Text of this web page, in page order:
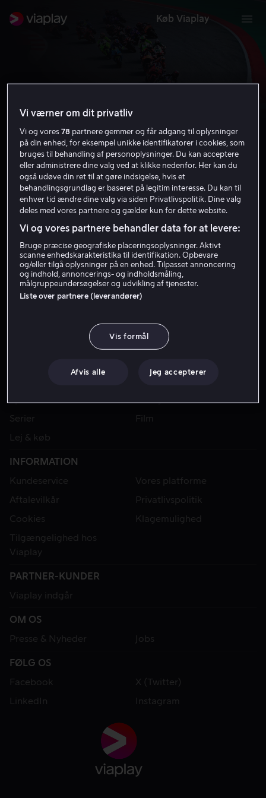
Køb Viaplay
MotoGP
Få Viaplay
Sport
Kategorier
Serier
Film
Lej & køb
INFORMATION
Kundeservice
Vores platforme
Aftalevilkår
Privatlivspolitik
Cookies
Klagemulighed
Tilgængelighed hos
Viaplay
PARTNER-KUNDER
Viaplay indgår
OM OS
Presse & Nyheder
Jobs
FØLG OS
Facebook
X (Twitter)
LinkedIn
Instagram
Vi værner om dit privatliv
Vi og vores78 partnere gemmer og får adgang til oplysninger
på din enhed, for eksempel unikke identifikatorer i cookies, som
bruges til behandling af personoplysninger. Du kan acceptere
eller administrere dine valg ved at klikke nedenfor. Her kan du
også udøve din ret til at gøre indsigelse, hvis et
behandlingsgrundlag er baseret på legitim interesse. Du kan til
enhver tid ændre dine valg via siden Privatlivspolitik. Dine valg
deles med vores partnere og gælder kun for dette website.
Vi og vores partnere behandler data for at levere:
Bruge præcise geografiske placeringsoplysninger. Aktivt
scanne enhedskarakteristika til identifikation. Opbevare
og/eller tilgå oplysninger på en enhed. Tilpasset annoncering
og indhold, annoncerings- og indholdsmåling,
målgruppeundersøgelser og udvikling af tjenester.
Liste over partnere (leverandører)
Vis formål
Afvis alle Jeg accepterer